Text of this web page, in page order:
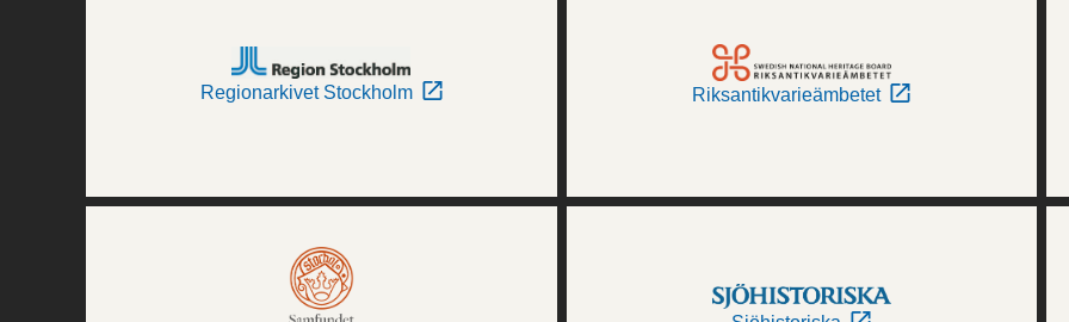
Regionarkivet Stockholm Riksantikvarieämbetet